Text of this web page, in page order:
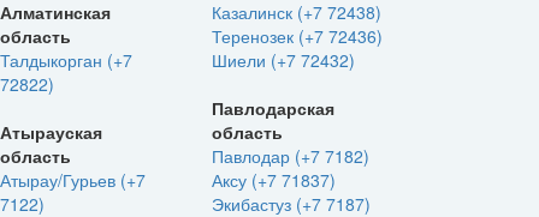
Алматинская
область
Талдыкорган (+7
72822)
Атырауская
область
Атырау/Гурьев (+7
7122)
Казалинск (+7 72438)
Теренозек (+7 72436)
Шиели (+7 72432)
Павлодарская
область
Павлодар (+7 7182)
Аксу (+7 71837)
Экибастуз (+7 7187)